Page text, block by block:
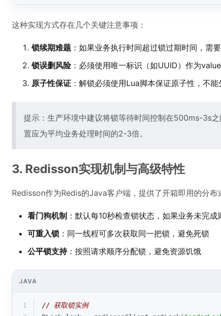
这种实现方式存在几个关键注意事项：
锁续期难题 ：如果业务执行时间超过锁过期时间，需
锁误删风险：必须使用唯一标识（如UUID）作为
原子性保证 ：解锁必须使用Lua脚本保证原子性，不
提示：生产环境中建议将锁等待时间控制在500ms-3s
置应为平均业务处理时间的2-3倍。
3. Redisson实现机制与高级特性
Redisson作为Redis的Java客户端，提供了开箱即用的分
看门狗机制 ：默认每10秒检查锁状态，如果业务未完
可重入锁 ：同一线程可多次获取同一把锁，避免死锁
公平锁支持：按照请求顺序分配锁，避免资源饥饿
JAVA
1
// 获取锁实例